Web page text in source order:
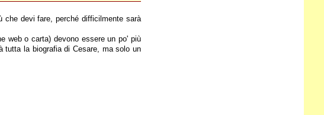
devi fare, perché difficilmente sarà
web o carta) devono essere un po' più
tutta la biografia di Cesare, ma solo un